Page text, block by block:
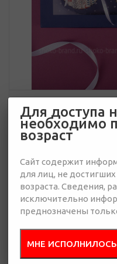
3 026 руб.
Много
запрос
Для доступа
необходимо
возраст
Сайт содержит
для лиц, не
возраста. Сведения,
исключительно
преднозначены
МНЕ ИСПОЛНИЛОСЬ